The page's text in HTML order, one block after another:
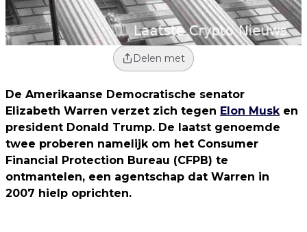
Delen met
De Amerikaanse Democratische senator
Elizabeth Warren verzet zich tegen Elon Musken
president Donald Trump. De laatst genoemde
twee proberen namelijk om het Consumer
Financial Protection Bureau (CFPB) te
ontmantelen, een agentschap dat Warren in
2007 hielp oprichten.